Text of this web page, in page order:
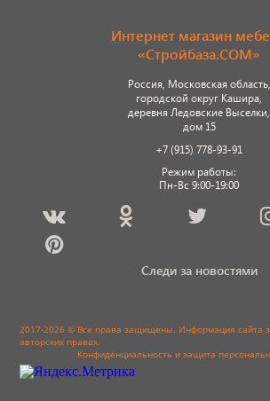
Интернет магазин
«Стройбаза.COM»
Россия, Московская область,
городской округ Кашира,
деревня Ледовские Выселки,
дом 15
+7 (915) 778-93-91
Режим работы:
Пн-Вс 9:00-19:00
Следи за новостями
2017-2026 © Все права защищены. Информация сайта
авторских правах.
Конфиденциальность и защита